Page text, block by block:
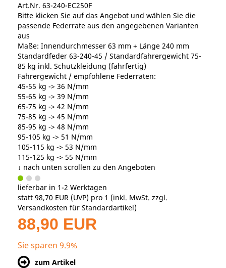
Art.Nr. 63-240-EC250F
Bitte klicken Sie auf das Angebot und wählen Sie die
passende Federrate aus den angegebenen Varianten
aus
Maße: Innendurchmesser 63 mm + Länge 240 mm
Standardfeder 63-240-45 / Standardfahrergewicht 75-
85 kg inkl. Schutzkleidung (fahrfertig)
Fahrergewicht / empfohlene Federraten:
45-55 kg -> 36 N/mm
55-65 kg -> 39 N/mm
65-75 kg -> 42 N/mm
75-85 kg -> 45 N/mm
85-95 kg -> 48 N/mm
95-105 kg -> 51 N/mm
105-115 kg -> 53 N/mm
115-125 kg -> 55 N/mm
↓ nach unten scrollen zu den Angeboten
lieferbar in 1-2 Werktagen
statt 98,70 EUR (UVP) pro 1 (inkl. MwSt. zzgl.
Versandkosten für Standardartikel)
88,90 EUR
Sie sparen 9.9%
zum Artikel